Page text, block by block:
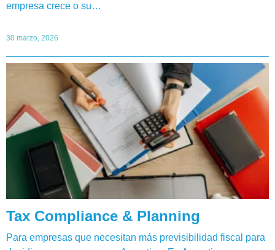
empresa crece o su…
30 marzo, 2026
Tax Compliance & Planning
Para empresas que necesitan más previsibilidad fiscal para